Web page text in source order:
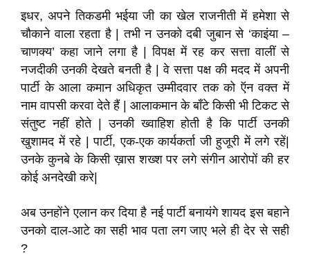
इधर, अपने तिकडमी भईया जी का खेल राजनीती में हमेशा से
चौकाने वाला रहता है | तभी न उनको दबी जुबान से ‘काइंया –
चाणक्य’ कहा जाने लगा है | विपक्ष में रह कर सत्ता वालीं से
नजदीकी उनकी देखते बनती है | वे सत्ता पक्ष की मदद में अपनी
पार्टी के आला कमान अधिकृत उम्मीदवार तक को ऍन वक्त में
नाम वापसी करवा देते हैं | आलाकमान के बाँटे किसी भी टिकट से
संतुष्ट नहीं होते | उनकी ख्वाहिश होती है कि पार्टी उनकी
खुशामद में रहे | पार्टी, एक-एक कार्यकर्ता जी हुजूरी में लगे रहें|
उनके कुनबे के किसी ख़ास शख्श पर लगे संगीन आरोपों की हर
कोई अनदेखी करे|
अब उनहोंने एलान कर दिया है नई पार्टी बनायंगे शायद इस बहाने
उनको दाल-आटे का सही भाव पता लग जाए भले ही देर से सही
?